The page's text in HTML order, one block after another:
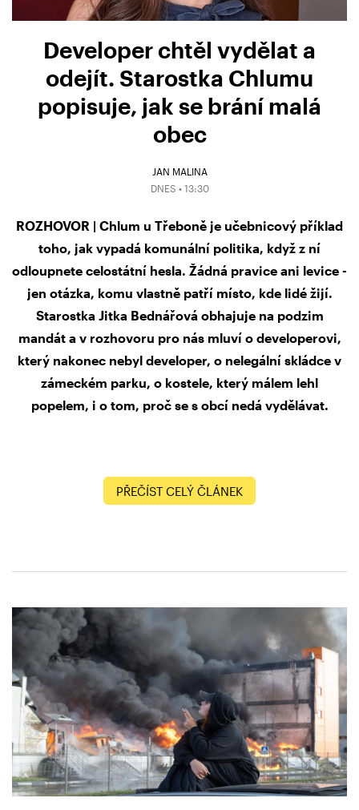
Developer chtěl vydělat a
odejít. Starostka Chlumu
popisuje, jak se brání malá
obec
JAN MALINA
DNES • 13:30
ROZHOVOR | Chlum u Třeboně je učebnicový příklad
toho, jak vypadá komunální politika, když z ní
odloupnete celostátní hesla. Žádná pravice ani levice -
jen otázka, komu vlastně patří místo, kde lidé žijí.
Starostka Jitka Bednářová obhajuje na podzim
mandát a v rozhovoru pro nás mluví o developerovi,
který nakonec nebyl developer, o nelegální skládce v
zámeckém parku, o kostele, který málem lehl
popelem, i o tom, proč se s obcí nedá vydělávat.
PŘEČÍST CELÝ ČLÁNEK